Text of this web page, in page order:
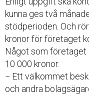
kunna ges två
stödperioden. Och
kronor för företaget
Något som företaget
10 000 kronor.
− Ett välkommet
och andra